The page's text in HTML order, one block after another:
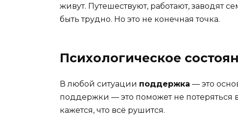
живут. Путешествуют, работают, заводят
быть трудно. Но это не конечная точка.
Психологическое
В любой ситуации поддержка — это
поддержки — это поможет не потеряться
кажется, что всё рушится.